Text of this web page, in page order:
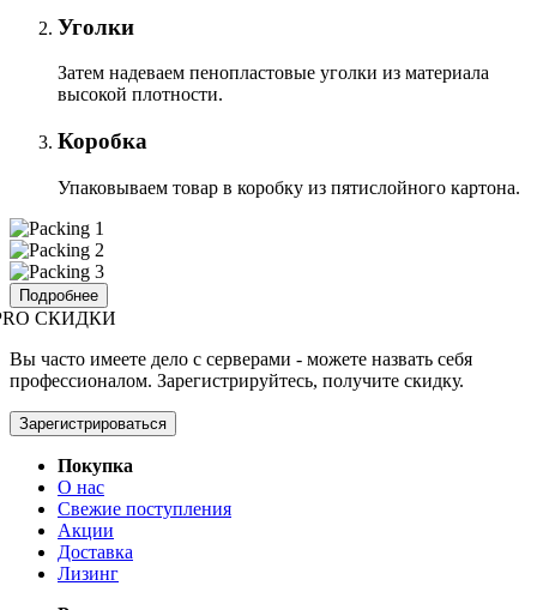
Уголки
Затем надеваем пенопластовые уголки из материала
высокой плотности.
Коробка
Упаковываем товар в коробку из пятислойного картона.
Подробнее
СКИДКИ
Вы часто имеете дело с серверами - можете назвать себя
профессионалом. Зарегистрируйтесь, получите скидку.
Зарегистрироваться
Покупка
О нас
Свежие поступления
Акции
Доставка
Лизинг